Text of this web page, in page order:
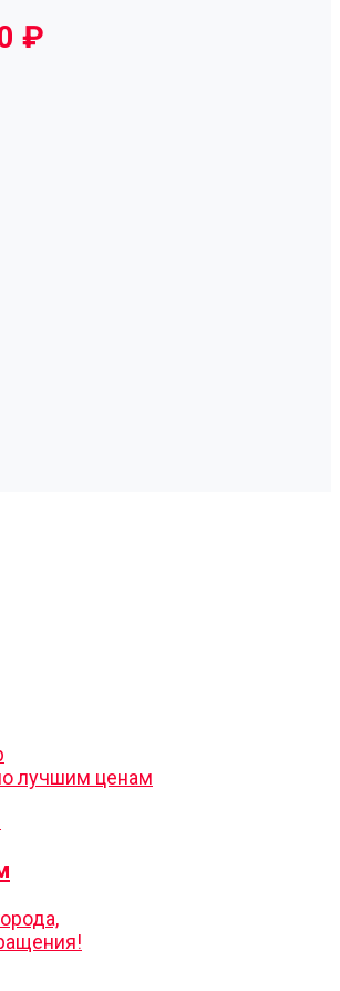
₽
лучшим ценам